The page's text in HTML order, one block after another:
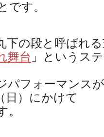
です。
下の段と呼ばれ
舞台 」というス
パフォーマンス
日）にかけて
。